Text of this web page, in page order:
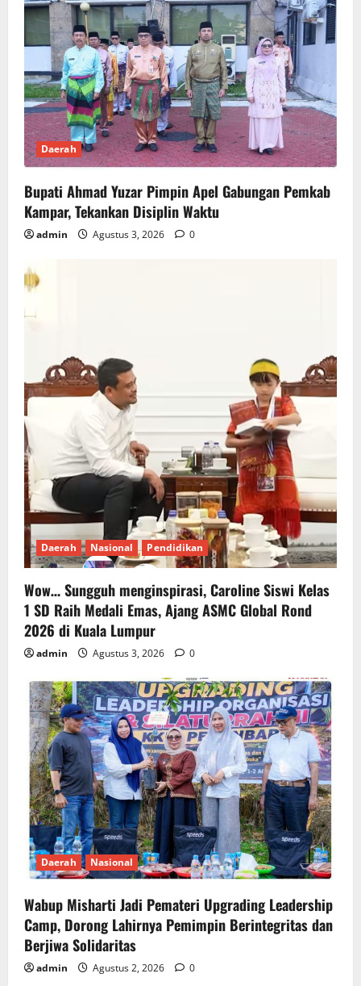
Daerah
Bupati Ahmad Yuzar Pimpin Apel Gabungan Pemkab
Kampar, Tekankan Disiplin Waktu
admin Agustus 3, 2026 0
Daerah Nasional Pendidikan
Wow… Sungguh menginspirasi, Caroline Siswi Kelas
1 SD Raih Medali Emas, Ajang ASMC Global Rond
2026 di Kuala Lumpur
admin Agustus 3, 2026 0
Daerah Nasional
Wabup Misharti Jadi Pemateri Upgrading Leadership
Camp, Dorong Lahirnya Pemimpin Berintegritas dan
Berjiwa Solidaritas
admin Agustus 2, 2026 0